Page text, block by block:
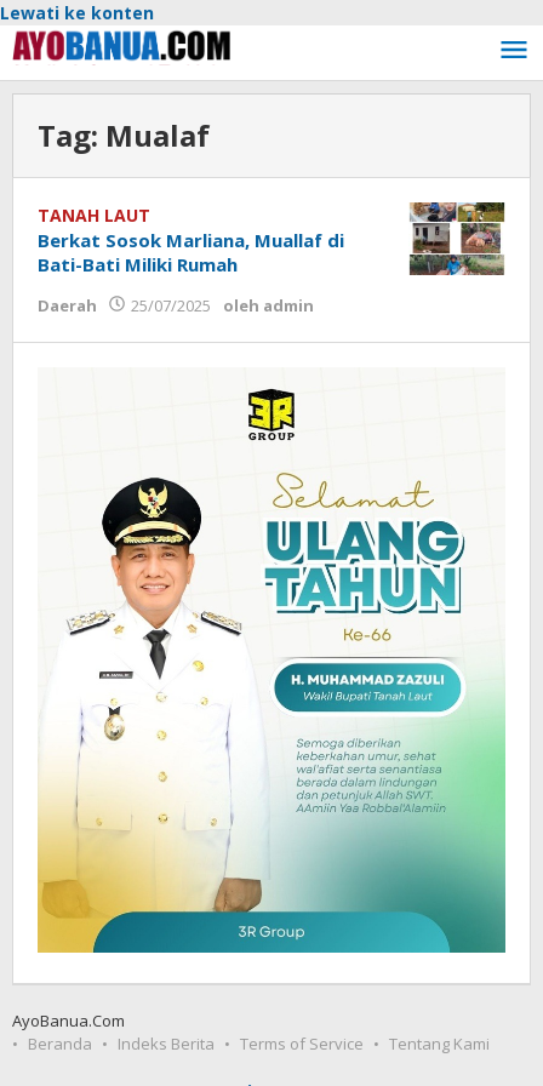
Lewati ke konten
Tag: Mualaf
TANAH LAUT
Berkat Sosok Marliana, Muallaf di
Bati-Bati Miliki Rumah
Daerah 25/07/2025 oleh admin
AyoBanua.Com
Beranda
Indeks Berita Terms of Service Tentang Kami